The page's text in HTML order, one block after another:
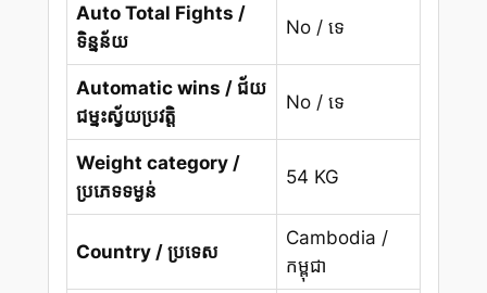
Auto Total Fights /
ទិន្នន័យ
No / ទេ
Automatic wins / ជ័យ
ជម្នះស្វ័យប្រវត្តិ
No / ទេ
Weight category /
ប្រភេទទម្ងន់
54 KG
Country / ប្រទេស
Cambodia /
កម្ពុជា